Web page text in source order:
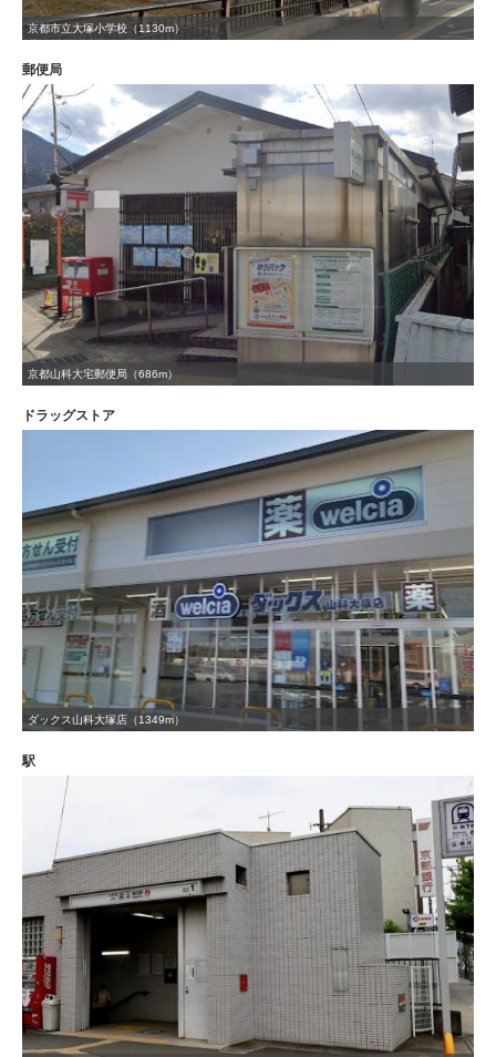
京都市立大塚小学校（1130m）
郵便局
京都山科大宅郵便局（686m）
ドラッグストア
ダックス山科大塚店（1349m）
駅